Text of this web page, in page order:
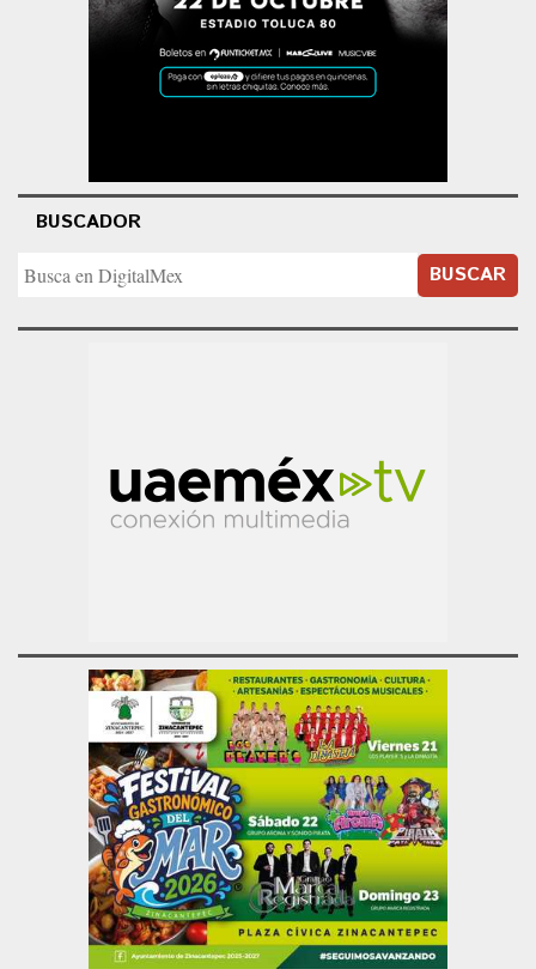
BUSCADOR
BUSCAR